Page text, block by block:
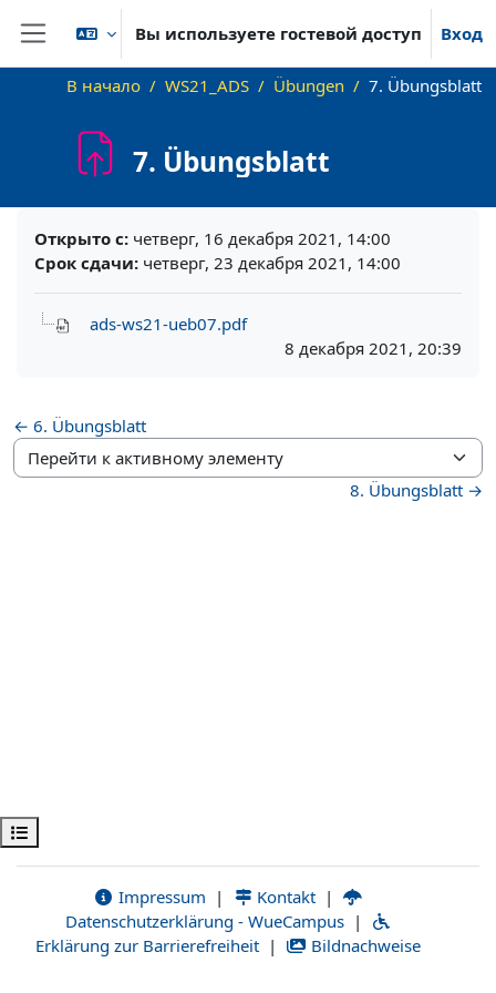
Перейти к основному содержанию
Боковая панель
Вы используете гостевой доступ Вход
Открыть оглавление курса
В начало WS21_ADS Übungen 7. Übungsblatt
7. Übungsblatt
Открыто с: четверг, 16 декабря 2021, 14:00
Срок сдачи: четверг, 23 декабря 2021, 14:00
ads-ws21-ueb07.pdf
8 декабря 2021, 20:39
← 6. Übungsblatt
Перейти к активному элементу
8. Übungsblatt →
Impressum | Kontakt |
Datenschutzerklärung - WueCampus |
Erklärung zur Barrierefreiheit | Bildnachweise